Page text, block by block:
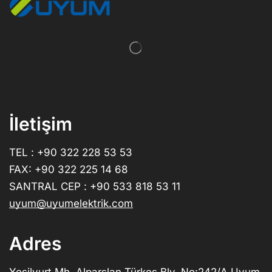
İletişim
TEL : +90 322 228 53 53
FAX: +90 322 225 14 68
SANTRAL CEP : +90 533 818 53 11
uyum@uyumelektrik.com
Adres